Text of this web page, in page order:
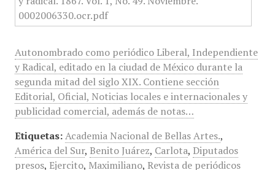
Autonombrado como periódico Liberal, Independiente
y Radical, editado en la ciudad de México durante la
segunda mitad del siglo XIX. Contiene sección
Editorial, Oficial, Noticias locales e internacionales y
publicidad comercial, además de notas…
Etiquetas: Academia Nacional de Bellas Artes.,
América del Sur, Benito Juárez, Carlota, Diputados
presos, Ejercito, Maximiliano, Revista de periódicos